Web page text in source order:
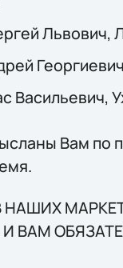
Львович,
Васильевич,
Вам по
НАШИХ
ВАМ